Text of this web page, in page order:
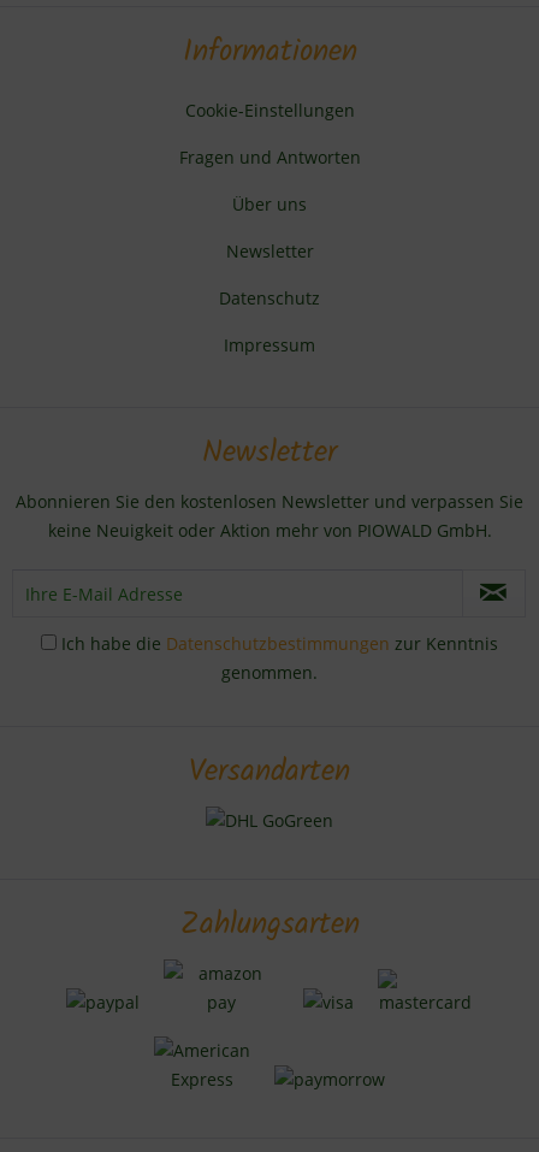
Informationen
Cookie-Einstellungen
Fragen und Antworten
Über uns
Newsletter
Datenschutz
Impressum
Newsletter
Abonnieren Sie den kostenlosen Newsletter und verpassen Sie
keine Neuigkeit oder Aktion mehr von PIOWALD GmbH.
Ich habe die Datenschutzbestimmungen zur Kenntnis
genommen.
Versandarten
Zahlungsarten